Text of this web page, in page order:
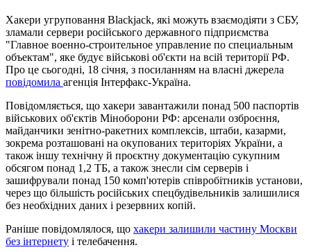
Хакери угруповання Blackjack, які можуть взаємодіяти з СБУ,
зламали сервери російського державного підприємства
"Главное военно-строительное управление по специальным
объектам", яке будує військові об'єкти на всій території РФ.
Про це сьогодні, 18 січня, з посиланням на власні джерела
повідомила агенція Інтерфакс-Україна.
Повідомляється, що хакери завантажили понад 500 паспортів
військових об'єктів Міноборони РФ: арсенали озброєння,
майданчики зенітно-ракетних комплексів, штаби, казарми,
зокрема розташовані на окупованих територіях України, а
також іншу технічну й проєктну документацію сукупним
обсягом понад 1,2 ТБ, а також знесли сім серверів і
зашифрували понад 150 комп'ютерів співробітників установи,
через що більшість російських спецбудівельників залишилися
без необхідних даних і резервних копій.
Раніше повідомлялося, що хакери залишили частину Москви
без інтернету і телебачення.